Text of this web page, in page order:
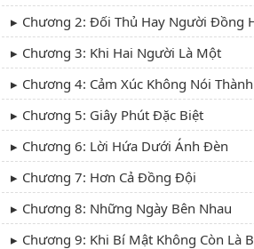
Chương 2: Đối Thủ Hay Người Đồng
Chương 3: Khi Hai Người Là Một
Chương 4: Cảm Xúc Không Nói
Chương 5: Giây Phút Đặc Biệt
Chương 6: Lời Hứa Dưới Ánh Đèn
Chương 7: Hơn Cả Đồng Đội
Chương 8: Những Ngày Bên Nhau
Chương 9: Khi Bí Mật Không Còn Là